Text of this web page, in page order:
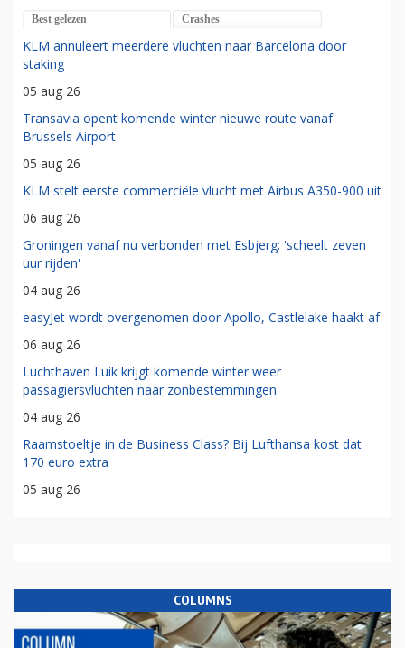
Best gelezen Crashes
KLM annuleert meerdere vluchten naar Barcelona door
staking
05 aug 26
Transavia opent komende winter nieuwe route vanaf
Brussels Airport
05 aug 26
KLM stelt eerste commerciële vlucht met Airbus A350-900 uit
06 aug 26
Groningen vanaf nu verbonden met Esbjerg: 'scheelt zeven
uur rijden'
04 aug 26
easyJet wordt overgenomen door Apollo, Castlelake haakt af
06 aug 26
Luchthaven Luik krijgt komende winter weer
passagiersvluchten naar zonbestemmingen
04 aug 26
Raamstoeltje in de Business Class? Bij Lufthansa kost dat
170 euro extra
05 aug 26
COLUMNS